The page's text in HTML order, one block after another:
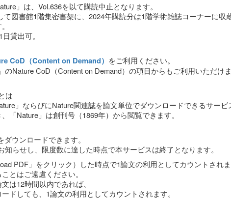
」は、Vol.636を以て購読中止となります。
図書館1階集密書架に、2024年購読分は1階学術雑誌コーナーに収
貸出可。
CoD（Content on Demand） をご利用ください。
」のNature CoD（Content on Demand）の項目からもご利用いただけま
は
」ならびにNature関連誌を論文単位でダウンロードできるサービ
「Nature」は創刊号（1869年）から閲覧できます。
ウンロードできます。
らせし、限度数に達した時点で本サービスは終了となります。
PDF」をクリック）した時点で1論文の利用としてカウントされま
とはご遠慮ください。
は12時間以内であれば、
ドしても、1論文の利用としてカウントされます。